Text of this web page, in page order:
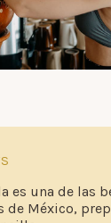
es una de las
México,